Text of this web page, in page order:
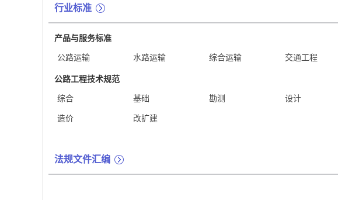
行业标准
产品与服务标准
公路运输 水路运输 综合运输 交通工程
公路工程技术规范
综合 基础 勘测 设计
造价 改扩建
法规文件汇编